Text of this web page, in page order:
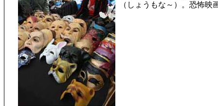
（しょうもな～）。恐怖